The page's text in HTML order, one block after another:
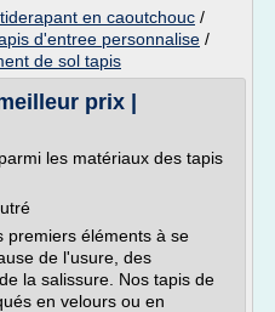
en caoutchouc /
d'entree personnalise /
de sol tapis
prix |
les matériaux des tapis
premiers éléments à se
de l'usure, des
la salissure. Nos tapis de
en velours ou en